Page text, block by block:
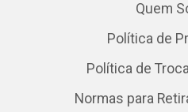
Quem
Política de
Política de
Normas para